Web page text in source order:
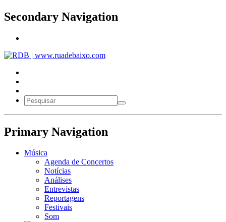
Secondary Navigation
Primary Navigation
Música
Agenda de Concertos
Notícias
Análises
Entrevistas
Reportagens
Festivais
Som